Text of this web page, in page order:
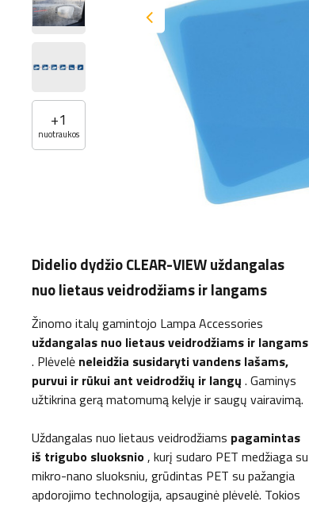
+1
nuotraukos
Didelio dydžio CLEAR-VIEW uždangalas
nuo lietaus veidrodžiams ir langams
Žinomo italų gamintojo Lampa Accessories
uždangalas nuo lietaus veidrodžiams ir langams
. Plėvelė neleidžia susidaryti vandens lašams,
purvui ir rūkui ant veidrodžių ir langų . Gaminys
užtikrina gerą matomumą kelyje ir saugų vairavimą.
Uždangalas nuo lietaus veidrodžiams pagamintas
iš trigubo sluoksnio, kurį sudaro PET medžiaga su
mikro-nano sluoksniu, grūdintas PET su pažangia
apdorojimo technologija, apsauginė plėvelė. Tokios